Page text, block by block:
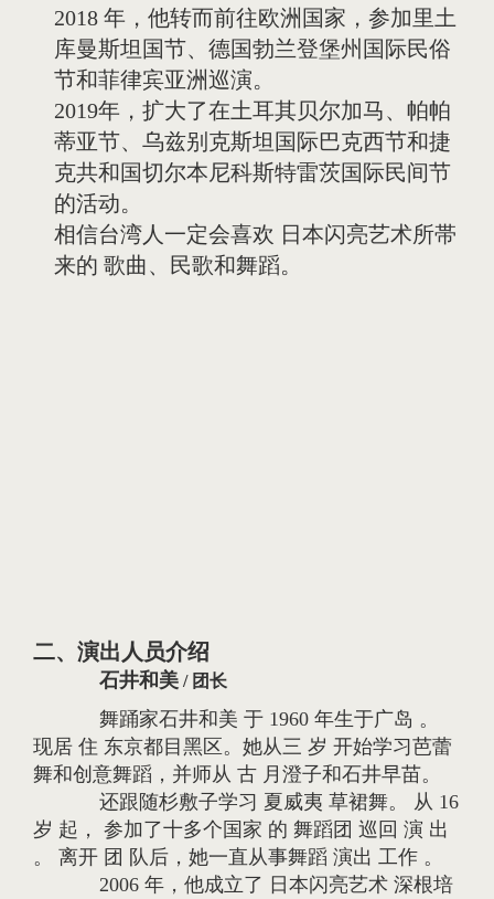
2018 年，他转而前往欧洲国家，参加里土
库曼斯坦国节、德国勃兰登堡州国际民俗
节和菲律宾亚洲巡演。
2019年，扩大了在土耳其贝尔加马、帕帕
蒂亚节、乌兹别克斯坦国际巴克西节和捷
克共和国切尔本尼科斯特雷茨国际民间节
的活动。
相信台湾人一定会喜欢 日本闪亮艺术所帯
来的 歌曲、民歌和舞蹈。
二、演出人员介绍
石井和美 / 团长
舞踊家石井和美 于 1960 年生于广岛 。
现居 住 东京都目黑区。她从三 岁 开始学习芭蕾
舞和创意舞蹈，并师从 古 月澄子和石井早苗。
还跟随杉敷子学习 夏威夷 草裙舞。 从 16
岁 起， 参加了十多个国家 的 舞蹈团 巡回 演 出
。 离开 团 队后，她一直从事舞蹈 演出 工作 。
2006 年，他成立了 日本闪亮艺术 深根培